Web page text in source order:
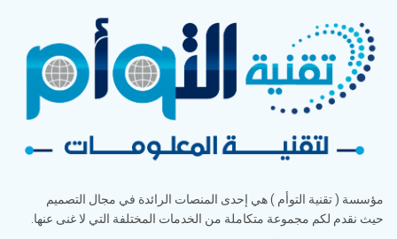
مؤسسة ( تقنية التوأم ) هي إحدى المنصات الرائدة في مجال التصميم
حيث نقدم لكم مجموعة متكاملة من الخدمات المختلفة التي لا غنى عنها.